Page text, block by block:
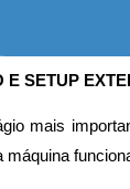
E SETUP
mais